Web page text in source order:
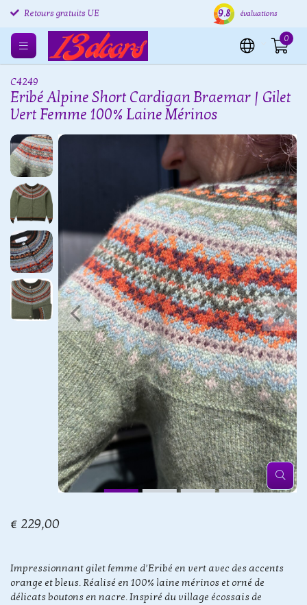
Retours gratuits UE Expédition sous 24 heures
9.8 évaluations
0
C4249
Eribé Alpine Short Cardigan Braemar | Gilet
Vert Femme 100% Laine Mérinos
€ 229,00
Impressionnant gilet femme d’Eribé en vert avec des accents
orange et bleus. Réalisé en 100% laine mérinos et orné de
délicats boutons en nacre. Inspiré du village écossais de